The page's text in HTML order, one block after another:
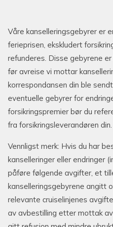
Våre kanselleringsgebyrer er
ferieprisen, ekskludert
refunderes. Disse gebyrene
før avreise vi mottar
korrespondansen din ble
eventuelle gebyrer for
forsikringspremier bør du
fra forsikringsleverandøren din.
Vennligst merk: Hvis du har
kanselleringer eller endringer
påføre følgende avgifter, et
kanselleringsgebyrene angitt
relevante cruiselinjenes
av avbestilling etter mottak